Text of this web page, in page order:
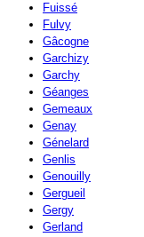
Fuissé
Fulvy
Gâcogne
Garchizy
Garchy
Géanges
Gemeaux
Genay
Génelard
Genlis
Genouilly
Gergueil
Gergy
Gerland